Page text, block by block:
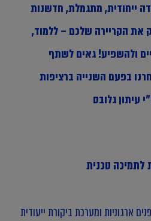
ייחודית, מתגמלת, חדשנות
את הקריירה שלכם – ללמוד,
ולהשפיע! גאים לשתף
בפעם השנייה ברציפות
עיתון גלובס
ארגוניות ומערכת ביקורת ייעודית